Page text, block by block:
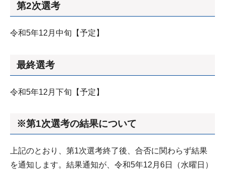
第2次選考
令和5年12月中旬【予定】
最終選考
令和5年12月下旬【予定】
※第1次選考の結果について
上記のとおり、第1次選考終了後、合否に関わらず結果
を通知します。結果通知が、令和5年12月6日（水曜日）